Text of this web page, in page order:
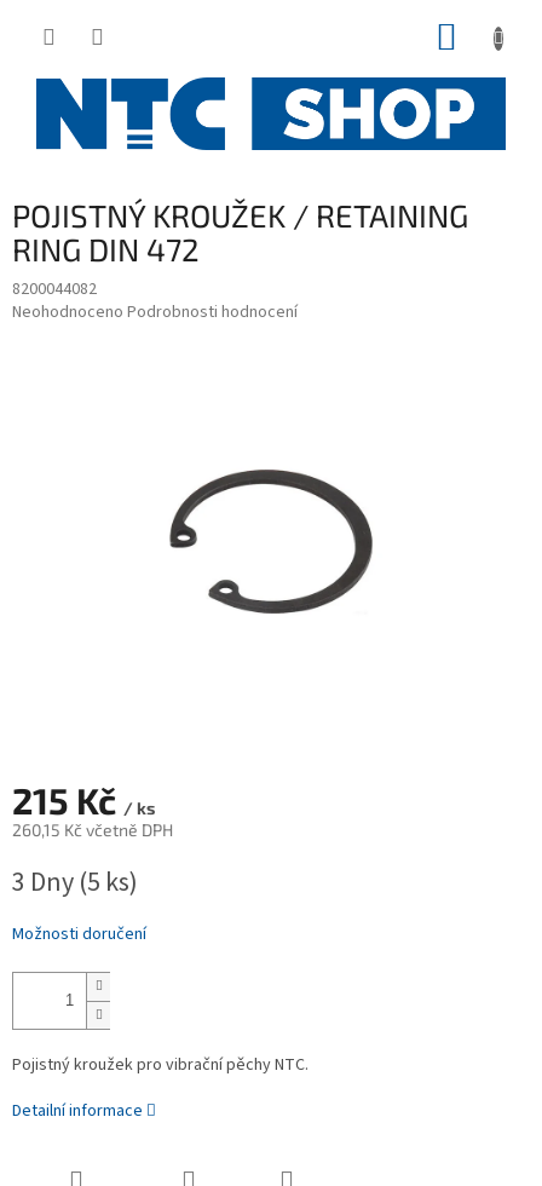
POJISTNÝ KROUŽEK / RETAINING
RING DIN 472
8200044082
Průměrné
Neohodnoceno Podrobnosti hodnocení
215 Kč / ks
260,15 Kč včetně DPH
cena:
3 Dny(5 ks)
Možnosti doručení
Pojistný kroužek pro vibrační pěchy NTC.
Detailní informace